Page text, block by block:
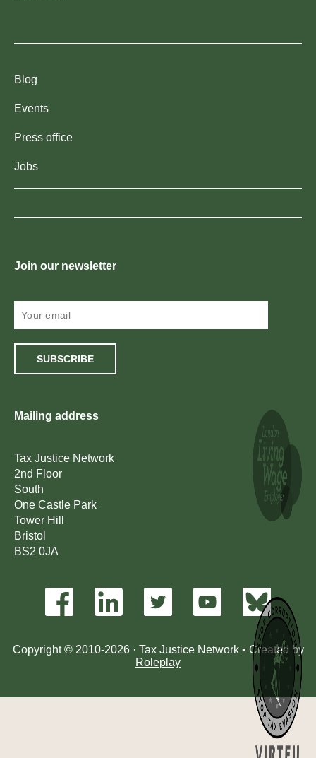
Blog
Events
Press office
Jobs
Join our newsletter
SUBSCRIBE
Copyright © 2010-2026 · Tax Justice Network • Created by
Roleplay
Mailing address
Tax Justice Network
2nd Floor
South
One Castle Park
Tower Hill
Bristol
BS2 0JA